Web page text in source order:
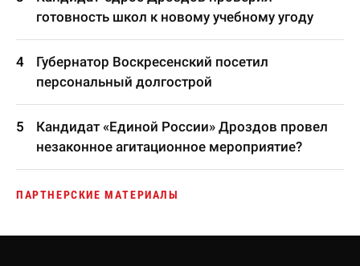
готовность школ к новому учебному угоду
Губернатор Воскресенский посетил
персональный долгострой
Кандидат «Единой России» Дроздов провел
незаконное агитационное мероприятие?
ПАРТНЕРСКИЕ МАТЕРИАЛЫ